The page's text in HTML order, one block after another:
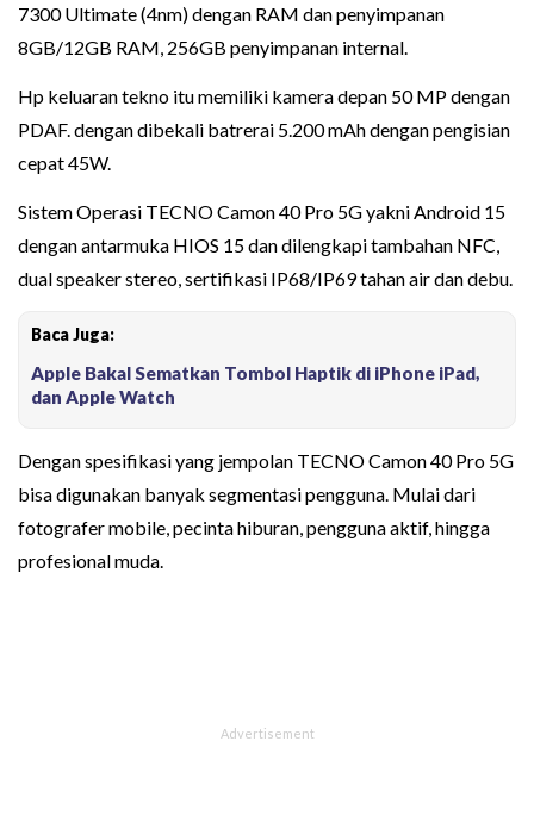
7300 Ultimate (4nm) dengan RAM dan penyimpanan
8GB/12GB RAM, 256GB penyimpanan internal.
Hp keluaran tekno itu memiliki kamera depan 50 MP dengan
PDAF. dengan dibekali batrerai 5.200 mAh dengan pengisian
cepat 45W.
Sistem Operasi TECNO Camon 40 Pro 5G yakni Android 15
dengan antarmuka HIOS 15 dan dilengkapi tambahan NFC,
dual speaker stereo, sertifikasi IP68/IP69 tahan air dan debu.
Baca Juga:
Apple Bakal Sematkan Tombol Haptik di iPhone iPad,
dan Apple Watch
Dengan spesifikasi yang jempolan TECNO Camon 40 Pro 5G
bisa digunakan banyak segmentasi pengguna. Mulai dari
fotografer mobile, pecinta hiburan, pengguna aktif, hingga
profesional muda.